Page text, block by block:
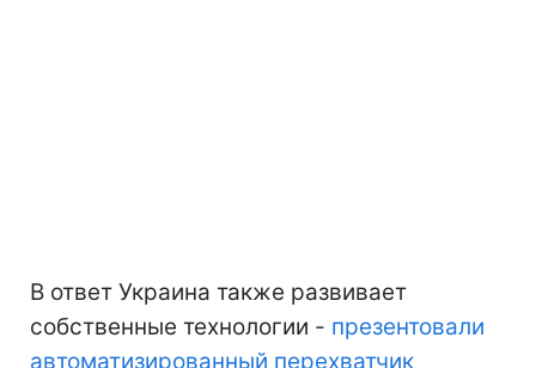
В ответ Украина также развивает
собственные технологии - презентовали
автоматизированный перехватчик